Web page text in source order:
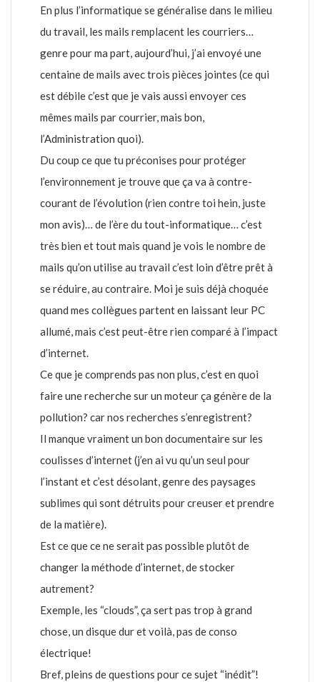
En plus l’informatique se généralise dans le milieu
du travail, les mails remplacent les courriers…
genre pour ma part, aujourd’hui, j’ai envoyé une
centaine de mails avec trois pièces jointes (ce qui
est débile c’est que je vais aussi envoyer ces
mêmes mails par courrier, mais bon,
l’Administration quoi).
Du coup ce que tu préconises pour protéger
l’environnement je trouve que ça va à contre-
courant de l’évolution (rien contre toi hein, juste
mon avis)… de l’ère du tout-informatique… c’est
très bien et tout mais quand je vois le nombre de
mails qu’on utilise au travail c’est loin d’être prêt à
se réduire, au contraire. Moi je suis déjà choquée
quand mes collègues partent en laissant leur PC
allumé, mais c’est peut-être rien comparé à l’impact
d’internet.
Ce que je comprends pas non plus, c’est en quoi
faire une recherche sur un moteur ça génère de la
pollution? car nos recherches s’enregistrent?
Il manque vraiment un bon documentaire sur les
coulisses d’internet (j’en ai vu qu’un seul pour
l’instant et c’est désolant, genre des paysages
sublimes qui sont détruits pour creuser et prendre
de la matière).
Est ce que ce ne serait pas possible plutôt de
changer la méthode d’internet, de stocker
autrement?
Exemple, les “clouds”, ça sert pas trop à grand
chose, un disque dur et voilà, pas de conso
électrique!
Bref, pleins de questions pour ce sujet “inédit”!